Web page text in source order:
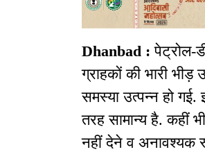
Dhanbad :पेट्रोल-
ग्राहकों की भारी
समस्या उत्पन्न हो गई.
तरह सामान्य है. कहीं
नहीं देने व अनावश्यक